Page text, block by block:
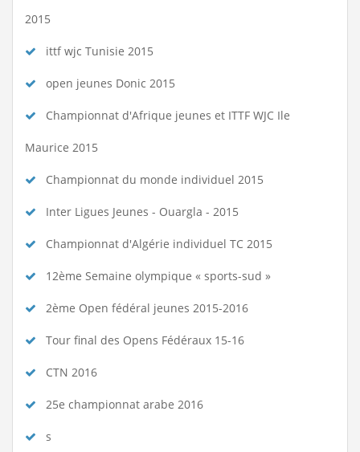
2015
ittf wjc Tunisie 2015
open jeunes Donic 2015
Championnat d'Afrique jeunes et ITTF WJC Ile
Maurice 2015
Championnat du monde individuel 2015
Inter Ligues Jeunes - Ouargla - 2015
Championnat d'Algérie individuel TC 2015
12ème Semaine olympique « sports-sud »
2ème Open fédéral jeunes 2015-2016
Tour final des Opens Fédéraux 15-16
CTN 2016
25e championnat arabe 2016
s